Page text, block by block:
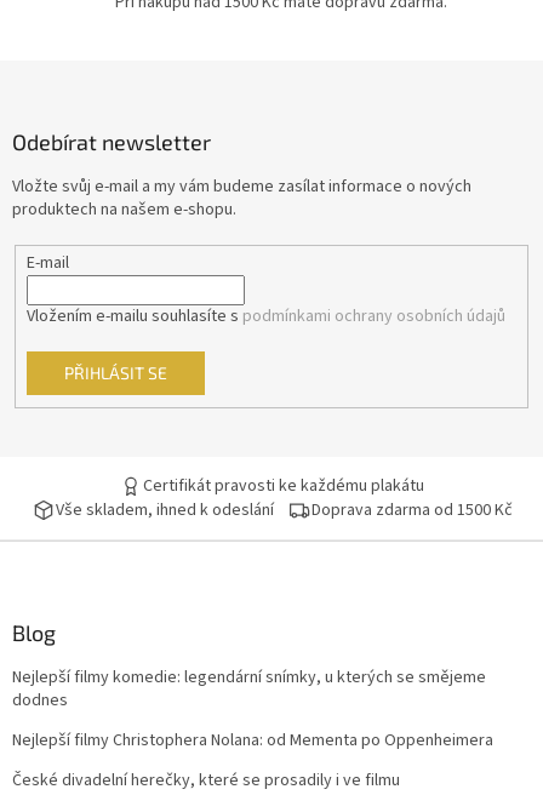
John Woo 16
Milan Růžička 16
Vladimír Čech 16
Phillip Noyce 16
Barry Levinson
Jaromil Jireš 15
Vladimír Drha 15
Odebírat newsletter
Vložte svůj e-mail a my vám budeme zasílat informace o nových
produktech na našem e-shopu.
E-mail
Vložením e-mailu souhlasíte s podmínkami ochrany osobních údajů
PŘIHLÁSIT SE
Certifikát pravosti ke každému plakátu
Vše skladem, ihned k odeslání
Doprava zdarma od 1500 Kč
Blog
Nejlepší filmy komedie: legendární snímky, u kterých se smějeme
dodnes
Nejlepší filmy Christophera Nolana: od Mementa po Oppenheimera
České divadelní herečky, které se prosadily i ve filmu